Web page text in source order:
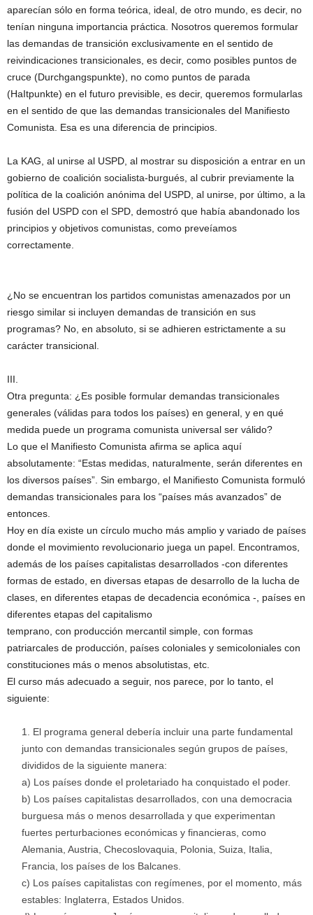
aparecían sólo en forma teórica, ideal, de otro mundo, es decir, no
tenían ninguna importancia práctica. Nosotros queremos formular
las demandas de transición exclusivamente en el sentido de
reivindicaciones transicionales, es decir, como posibles puntos de
cruce (Durchgangspunkte), no como puntos de parada
(HaItpunkte) en el futuro previsible, es decir, queremos formularlas
en el sentido de que las demandas transicionales del Manifiesto
Comunista. Esa es una diferencia de principios.
La KAG, al unirse al USPD, al mostrar su disposición a entrar en un
gobierno de coalición socialista-burgués, al cubrir previamente la
política de la coalición anónima del USPD, al unirse, por último, a la
fusión del USPD con el SPD, demostró que había abandonado los
principios y objetivos comunistas, como preveíamos
correctamente.
¿No se encuentran los partidos comunistas amenazados por un
riesgo similar si incluyen demandas de transición en sus
programas? No, en absoluto, si se adhieren estrictamente a su
carácter transicional.
III.
Otra pregunta: ¿Es posible formular demandas transicionales
generales (válidas para todos los países) en general, y en qué
medida puede un programa comunista universal ser válido?
Lo que el Manifiesto Comunista afirma se aplica aquí
absolutamente: “Estas medidas, naturalmente, serán diferentes en
los diversos países”. Sin embargo, el Manifiesto Comunista formuló
demandas transicionales para los “países más avanzados” de
entonces.
Hoy en día existe un círculo mucho más amplio y variado de países
donde el movimiento revolucionario juega un papel. Encontramos,
además de los países capitalistas desarrollados -con diferentes
formas de estado, en diversas etapas de desarrollo de la lucha de
clases, en diferentes etapas de decadencia económica -, países en
diferentes etapas del capitalismo
temprano, con producción mercantil simple, con formas
patriarcales de producción, países coloniales y semicoloniales con
constituciones más o menos absolutistas, etc.
El curso más adecuado a seguir, nos parece, por lo tanto, el
siguiente:
El programa general debería incluir una parte fundamental
junto con demandas transicionales según grupos de países,
divididos de la siguiente manera:
a) Los países donde el proletariado ha conquistado el poder.
b) Los países capitalistas desarrollados, con una democracia
burguesa más o menos desarrollada y que experimentan
fuertes perturbaciones económicas y financieras, como
Alemania, Austria, Checoslovaquia, Polonia, Suiza, Italia,
Francia, los países de los Balcanes.
c) Los países capitalistas con regímenes, por el momento, más
estables: Inglaterra, Estados Unidos.